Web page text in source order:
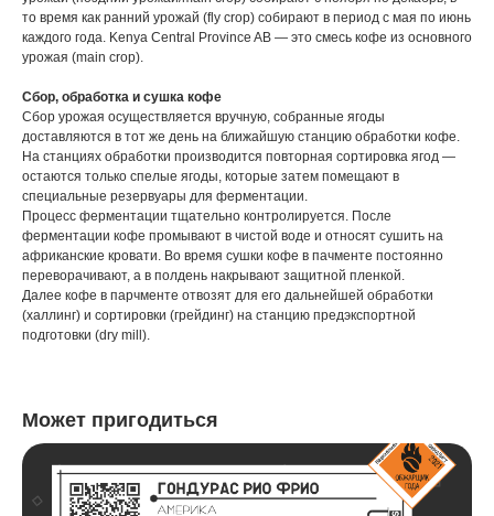
то время как ранний урожай (fly crop) собирают в период с мая по июнь
каждого года. Kenya Central Province AB — это смесь кофе из основного
урожая (main crop).
Сбор, обработка и сушка кофе
Сбор урожая осуществляется вручную, собранные ягоды
доставляются в тот же день на ближайшую станцию обработки кофе.
На станциях обработки производится повторная сортировка ягод —
остаются только спелые ягоды, которые затем помещают в
специальные резервуары для ферментации.
Процесс ферментации тщательно контролируется. После
ферментации кофе промывают в чистой воде и относят сушить на
африканские кровати. Во время сушки кофе в пачменте постоянно
переворачивают, а в полдень накрывают защитной пленкой.
Далее кофе в парчменте отвозят для его дальнейшей обработки
(халлинг) и сортировки (грейдинг) на станцию предэкспортной
подготовки (dry mill).
Может пригодиться